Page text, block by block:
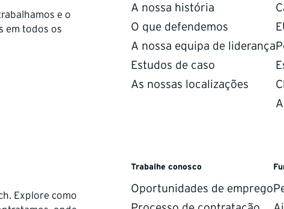
e o
em todos os
A nossa história
O que defendemos
A nossa equipa de liderança
Estudos de caso
As nossas localizações
Explore como
Trabalhe conosco
Oportunidades de emprego
borders.
dependability, we operate with the same care and